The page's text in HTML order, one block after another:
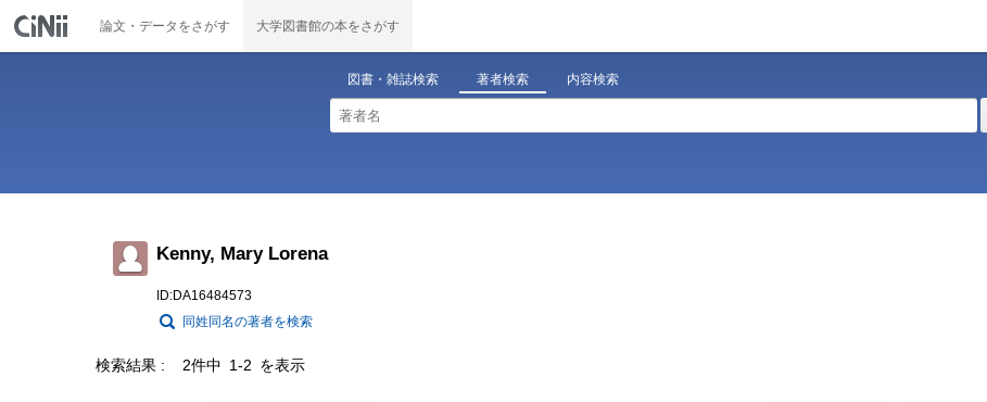
論文・データをさがす 大学図書館の本をさがす
図書・雑誌検索 著者検索 内容検索
Kenny, Mary Lorena
ID:DA16484573
同姓同名の著者を検索
検索結果 2件中 1-2 を表示